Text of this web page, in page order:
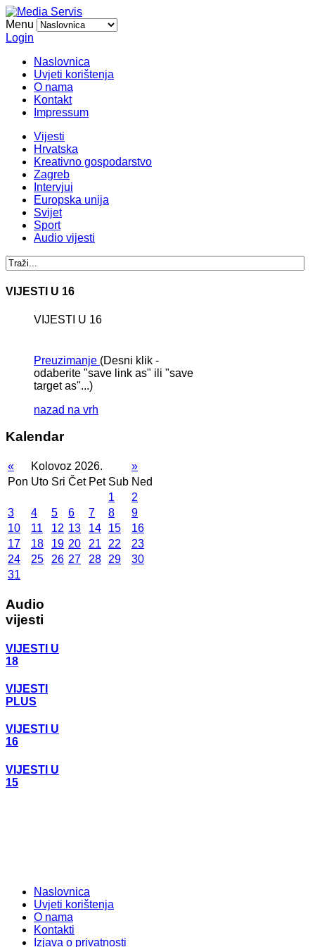
Menu
Login
Naslovnica
Uvjeti korištenja
O nama
Kontakt
Impressum
Vijesti
Hrvatska
Kreativno gospodarstvo
Zagreb
Intervjui
Europska unija
Svijet
Sport
Audio vijesti
VIJESTI U 16
VIJESTI U 16
Preuzimanje (Desni klik -
odaberite "save link as" ili "save
target as"...)
nazad na vrh
Kalendar
« Kolovoz 2026.
»
Pon Uto Sri Čet Pet Sub Ned
1
2
3
4 5 6 7 8
9
10
11 12 13 14 15
16
17
18 19 20 21 22
23
24
25 26 27 28 29
30
31
Audio
vijesti
VIJESTI U
18
VIJESTI
PLUS
VIJESTI U
16
VIJESTI U
15
Naslovnica
Uvjeti korištenja
O nama
Kontakti
Izjava o privatnosti